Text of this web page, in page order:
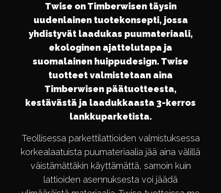
Twise on Timberwisen täysin
uudenlainen tuotekonsepti, jossa
yhdistyvät laadukas puumateriaali,
ekologinen ajattelutapa ja
suomalainen huippudesign. Twise
tuotteet valmistetaan aina
Timberwisen päätuotteesta,
kestävästä ja laadukkaasta 3-kerros
lankkuparketista.
Teollisessa parkettilattioiden valmistuksessa
korkealaatuista puumateriaalia jää aina välillä
väistämättäkin käyttämättä, samoin kuin
lattioiden asennuksesta voi jäädä